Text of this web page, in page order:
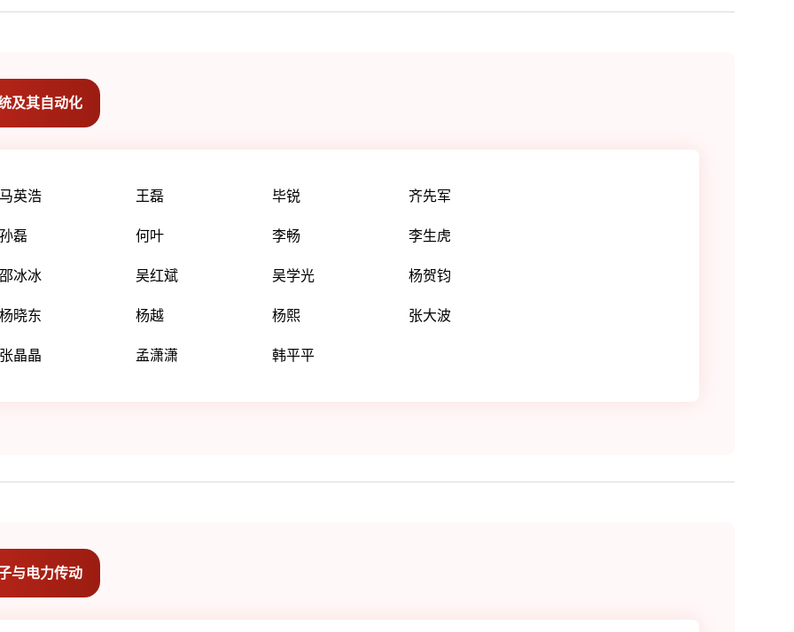
及其自动化
马英浩 王磊 毕锐 齐先军
孙磊 何叶 李畅 李生虎
邵冰冰 吴红斌 吴学光 杨贺钧
杨晓东 杨越 杨熙 张大波
张晶晶 孟潇潇 韩平平
与电力传动